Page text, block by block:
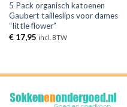
5 Pack organisch katoenen
Gaubert tailleslips voor dames
“little flower”
€17,95 incl. BTW